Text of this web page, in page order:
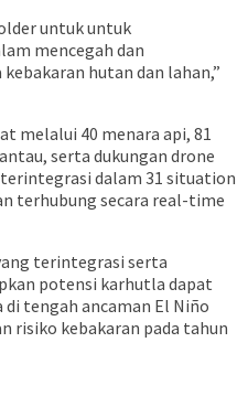
untuk untuk
mencegah dan
hutan dan lahan,”
melalui 40 menara api, 81
serta dukungan drone
terintegrasi dalam 31 situation
terhubung secara real-time
terintegrasi serta
potensi karhutla dapat
tengah ancaman El Niño
risiko kebakaran pada tahun